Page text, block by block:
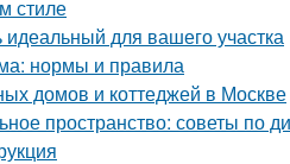
стиле
для вашего участка
нормы и правила
домов и коттеджей в Москве
пространство: советы по